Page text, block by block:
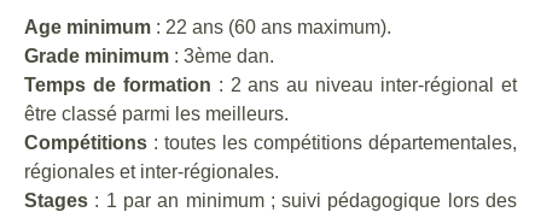
Age minimum : 22 ans (60 ans maximum).
Grade minimum : 3ème dan.
Temps de formation : 2 ans au niveau inter-régional et
être classé parmi les meilleurs.
Compétitions : toutes les compétitions départementales,
régionales et inter-régionales.
Stages : 1 par an minimum ; suivi pédagogique lors des